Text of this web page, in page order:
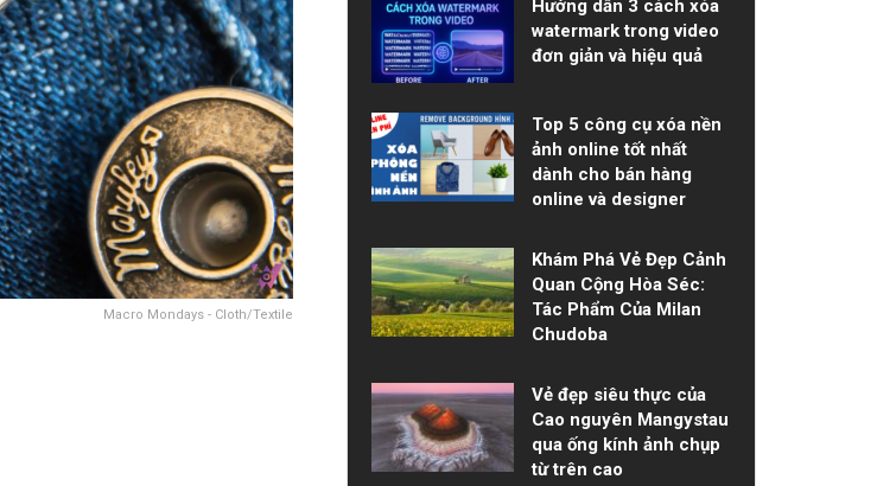
Macro Mondays - Cloth/Textile
Hướng dẫn 3 cách xóa
watermark trong video
đơn giản và hiệu quả
Top 5 công cụ xóa nền
ảnh online tốt nhất
dành cho bán hàng
online và designer
Khám Phá Vẻ Đẹp Cảnh
Quan Cộng Hòa Séc:
Tác Phẩm Của Milan
Chudoba
Vẻ đẹp siêu thực của
Cao nguyên Mangystau
qua ống kính ảnh chụp
từ trên cao